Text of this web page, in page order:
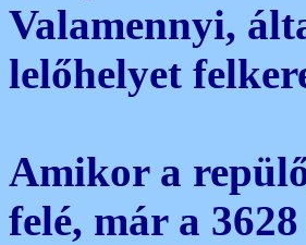
Valamennyi,
lelőhelyet
Amikor a
felé, már a